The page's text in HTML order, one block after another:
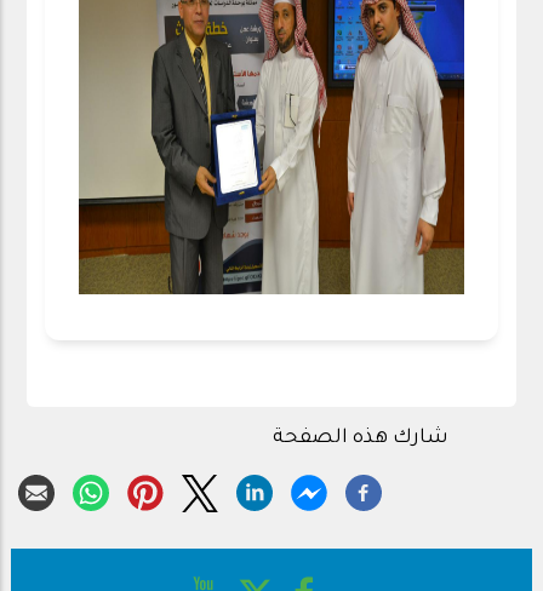
شارك هذه الصفحة